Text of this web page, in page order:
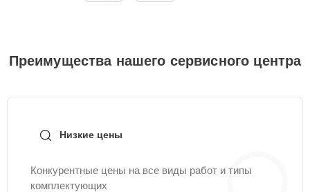
Преимущества нашего сервисного центра
Низкие цены
Конкурентные цены на все виды работ и типы
комплектующих